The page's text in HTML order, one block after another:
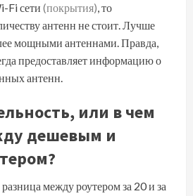
Fi сети (покрытия), то
антенн не стоит. Лучше
мощными антеннами. Правда,
предоставляет информацию о
антенн.
или в чем
дешевым и
между роутером за 20 и за